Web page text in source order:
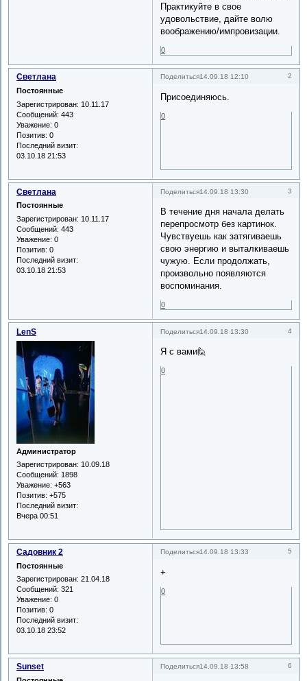
Практикуйте в свое
удовольствие, дайте волю
воображению/импровизации.
0
Поделиться 2
14.09.18 12:10
Светлана
Постоянные
Зарегистрирован: 10.11.17
Сообщений: 443
Уважение: 0
Позитив: 0
Последний визит:
03.10.18 21:53
Присоединяюсь.
0
Поделиться 3
14.09.18 13:30
Светлана
Постоянные
Зарегистрирован: 10.11.17
Сообщений: 443
Уважение: 0
Позитив: 0
Последний визит:
03.10.18 21:53
В течение дня начала делать
перепросмотр без картинок.
Чувствуешь как затягиваешь
свою энергию и выталкиваешь
чужую. Если продолжать,
произвольно появляются
воспоминания.
0
Поделиться 4
14.09.18 13:30
LenS
Администратор
Зарегистрирован: 10.09.18
Сообщений: 1898
Уважение: +563
Позитив: +575
Последний визит:
Вчера 00:51
Я с вами🙋
0
Поделиться 5
14.09.18 13:33
Садовник 2
Постоянные
Зарегистрирован: 21.04.18
Сообщений: 321
Уважение: 0
Позитив: 0
Последний визит:
03.10.18 23:52
+
0
Поделиться 6
14.09.18 13:58
Sunset